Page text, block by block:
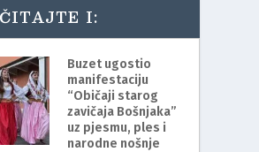
I:
Buzet ugostio
manifestaciju
“Običaji starog
zavičaja Bošnjaka”
uz pjesmu, ples i
narodne nošnje